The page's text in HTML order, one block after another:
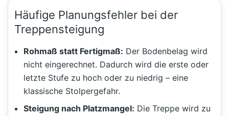
Häufige Planungsfehler bei der
Treppensteigung
Rohmaß statt Fertigmaß: Der Bodenbelag wird
nicht eingerechnet. Dadurch wird die erste oder
letzte Stufe zu hoch oder zu niedrig – eine
klassische Stolpergefahr.
Steigung nach Platzmangel: Die Treppe wird zu